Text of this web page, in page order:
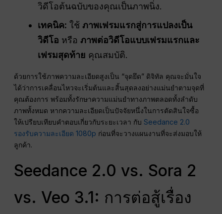
วิดีโอต้นฉบับของคุณเป็นภาพนิ่ง.
เทคนิค: ใช้ภาพเฟรมแรกสู่การแปลงเป็น
วิดีโอ หรือภาพต่อวิดีโอแบบเฟรมแรกและ
เฟรมสุดท้าย คุณสมบัติ.
ด้วยการใช้ภาพความละเอียดสูงเป็น “จุดยึด” ดิจิทัล คุณจะมั่นใจ
ได้ว่าการเคลื่อนไหวจะเริ่มต้นและสิ้นสุดลงอย่างแม่นยำตามจุดที่
คุณต้องการ พร้อมทั้งรักษาความแม่นยำทางภาพตลอดทั้งลำดับ
ภาพทั้งหมด หากความละเอียดเป็นปัจจัยหนึ่งในการตัดสินใจซื้อ
ให้เปรียบเทียบคำตอบเกี่ยวกับระยะเวลา กับSeedance 2.0
รองรับความละเอียด 1080p ก่อนที่จะวางแผนงานที่จะส่งมอบให้
ลูกค้า.
Seedance 2.0 vs. Sora 2
vs. Veo 3.1: การต่อสู้เรื่อง